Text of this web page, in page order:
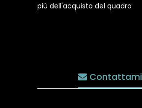
piú dell'acquisto del quadro
Contattami